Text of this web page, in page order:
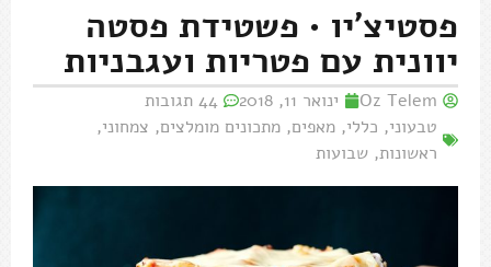
פסטיצ'יו • פשטידת פסטה
יוונית עם פטריות ועגבניות
Oz Telem ינואר 11, 2018
44 תגובות
טבעוני, כללי, מאפים, מתכונים מומלצים, צמחוני,
ראשונות, שבועות